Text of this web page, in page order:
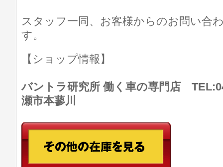
スタッフ一同、お客様からのお問い合
す。
【ショップ情報】
バントラ研究所 働く車の専門店
瀬市本蓼川